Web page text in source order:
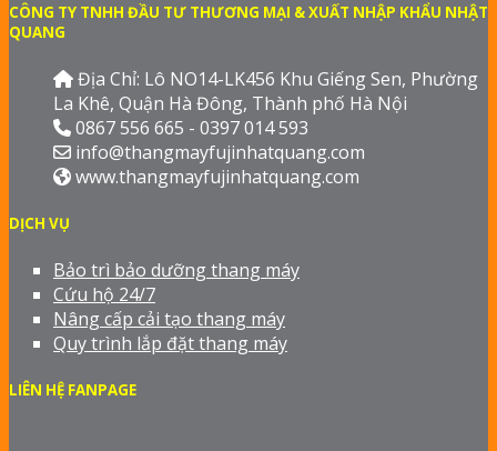
CÔNG TY TNHH ĐẦU TƯ THƯƠNG MẠI & XUẤT NHẬP KHẨU NHẬT
QUANG
Địa Chỉ: Lô NO14-LK456 Khu Giếng Sen, Phường
La Khê, Quận Hà Đông, Thành phố Hà Nội
0867 556 665 - 0397 014 593
info@thangmayfujinhatquang.com
www.thangmayfujinhatquang.com
DỊCH VỤ
Bảo trì bảo dưỡng thang máy
Cứu hộ 24/7
Nâng cấp cải tạo thang máy
Quy trình lắp đặt thang máy
LIÊN HỆ FANPAGE